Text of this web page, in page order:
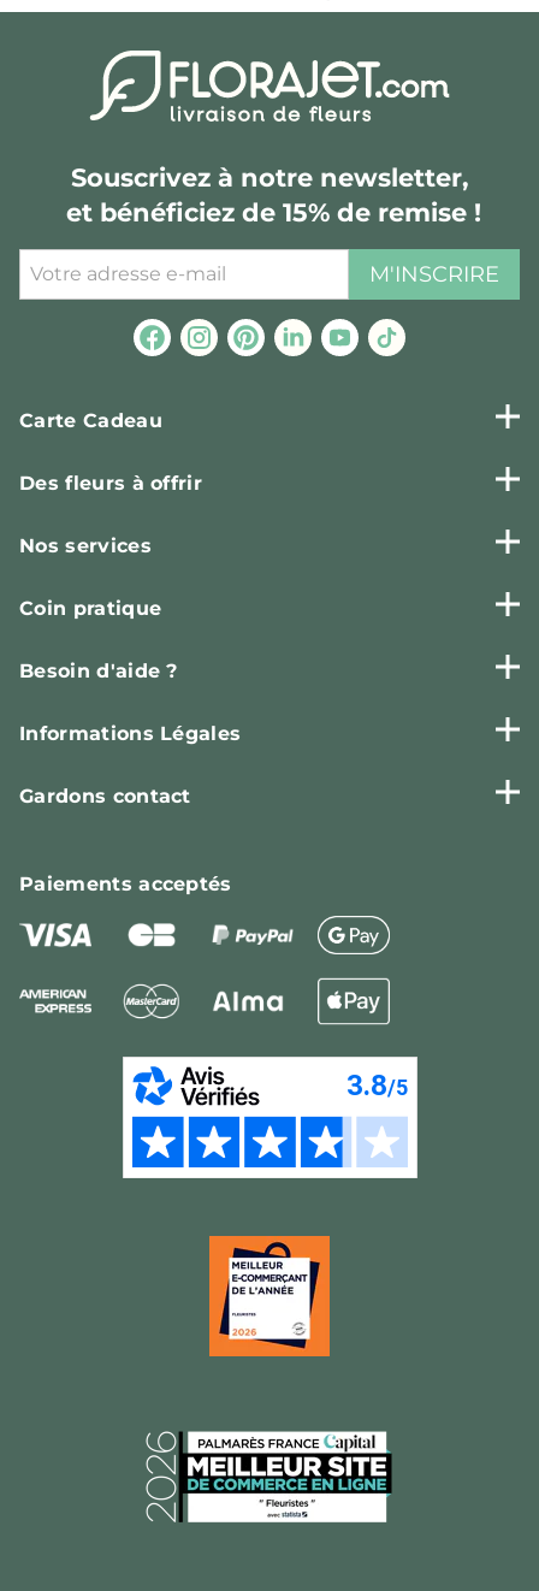
Souscrivez à notre newsletter,
et bénéficiez de 15% de remise !
M'INSCRIRE
Carte Cadeau
Des fleurs à offrir
Nos services
Coin pratique
Besoin d'aide ?
Informations Légales
Gardons contact
Paiementsacceptés